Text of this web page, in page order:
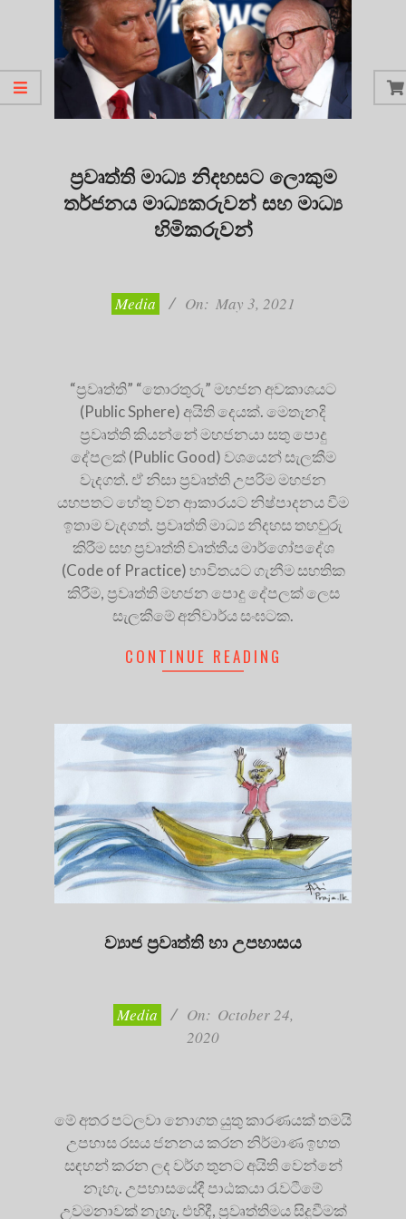
ප්‍රවෘත්ති මාධ්‍ය නිදහසට ලොකුම
තර්ජනය මාධ්‍යකරුවන් සහ මාධ්‍ය
හිමිකරුවන්
Media On: May 3, 2021
“ප්‍රවෘත්ති” “තොරතුරු” මහජන අවකාශයට
(Public Sphere) අයිති දෙයක්. මෙතැනදි
ප්‍රවෘත්ති කියන්නේ මහජනයා සතු පොදු
දේපලක් (Public Good) වශයෙන් සැලකීම
වැදගත්. ඒ නිසා ප්‍රවෘත්ති උපරිම මහජන
යහපතට හේතු වන ආකාරයට නිෂ්පාදනය වීම
ඉතාම වැදගත්. ප්‍රවෘත්ති මාධ්‍ය නිදහස තහවුරු
කිරීම සහ ප්‍රවෘත්ති වෘත්තීය මාර්ගෝපදේශ
(Code of Practice) භාවිතයට ගැනීම සහතික
කිරීම, ප්‍රවෘත්ති මහජන පොදු දේපලක් ලෙස
සැලකීමේ අනිවාර්ය සංඝටක.
CONTINUE READING
ව්‍යාජ ප්‍රවෘත්ති හා උපහාසය
Media On: October 24,
2020
මේ අතර පටලවා නොගත යුතු කාරණයක් තමයි
උපහාස රසය ජනනය කරන නිර්මාණ ඉහත
සඳහන් කරන ලද වර්ග තුනට අයිති වෙන්නේ
නැහැ. උපහාසයේදී පාඨකයා රැවටීමේ
උවමනාවක් නැහැ. එහිදී, ප්‍රවෘත්තිමය සිදුවීමක්